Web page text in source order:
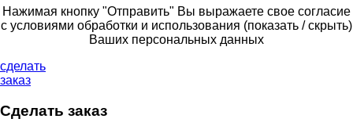
Нажимая кнопку "Отправить" Вы выражаете свое согласие
с условиями обработки и использования (показать / скрыть)
Ваших персональных данных
сделать
заказ
Сделать заказ